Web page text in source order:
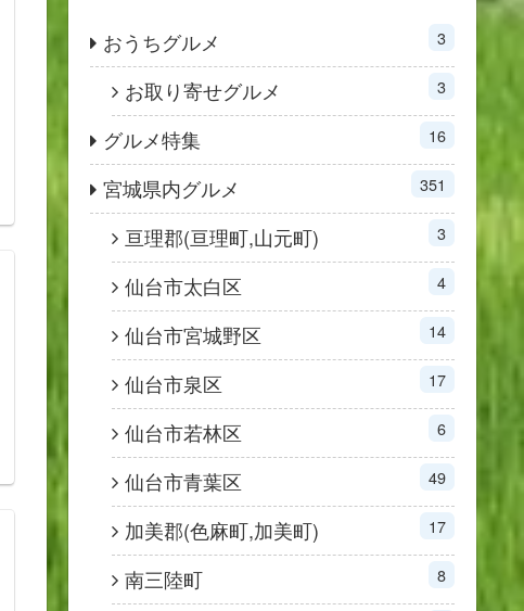
おうちグルメ 3
お取り寄せグルメ 3
グルメ特集 16
宮城県内グルメ 351
亘理郡(亘理町,山元町) 3
仙台市太白区 4
仙台市宮城野区 14
仙台市泉区 17
仙台市若林区 6
仙台市青葉区 49
加美郡(色麻町,加美町) 17
南三陸町 8